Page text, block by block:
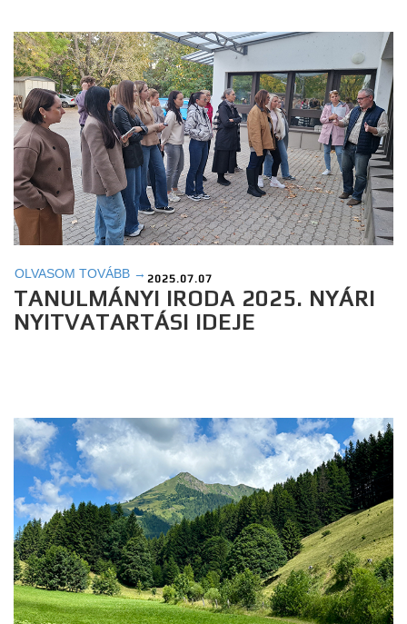
OLVASOM TOVÁBB → 2025.07.07
TANULMÁNYI IRODA 2025. NYÁRI
NYITVATARTÁSI IDEJE